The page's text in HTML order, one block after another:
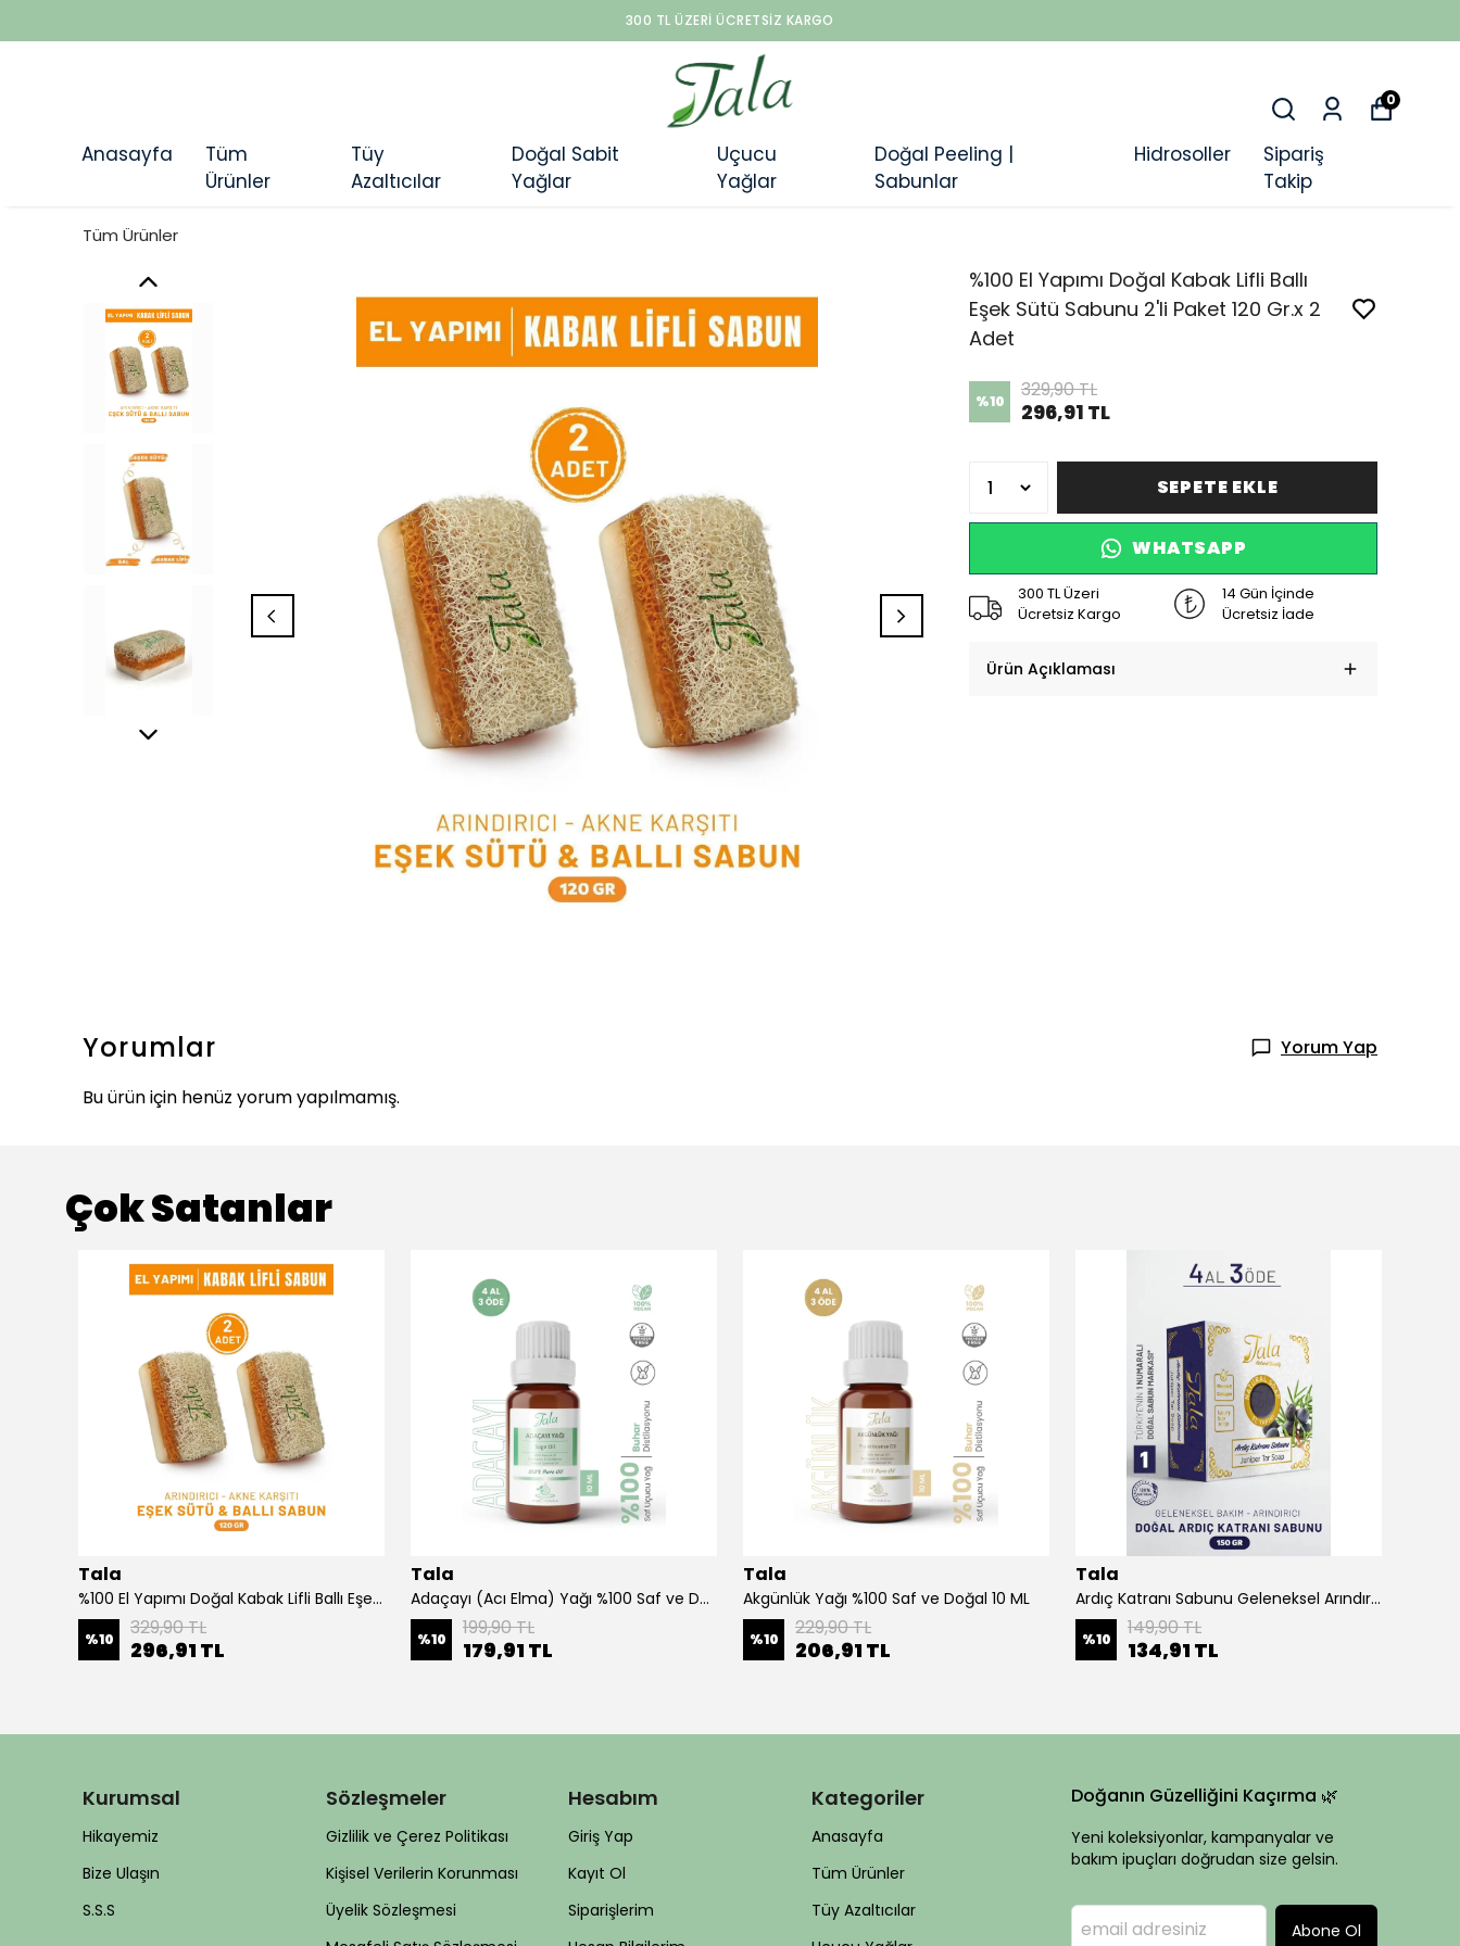
300 TL ÜZERI ÜCRETSIZ KARGO
Anasayfa
Tüm
Ürünler
Tüy
Azaltıcılar
Doğal Sabit
Yağlar
Uçucu
Yağlar
Doğal Peeling |
Sabunlar
Hidrosoller
Sipariş
Takip
0
Tüm Ürünler
%100 El Yapımı Doğal Kabak Lifli Ballı
Eşek Sütü Sabunu 2'li Paket 120 Gr.x 2
Adet
%10 329,90 TL
296,91 TL
SEPETE EKLE
WHATSAPP
300 TL Üzeri
Ücretsiz Kargo
14 Gün İçinde
Ücretsiz İade
Ürün Açıklaması
Yorumlar
Yorum Yap
Bu ürün için henüz yorum yapılmamış.
Çok Satanlar
Tala
%100 El Yapımı Doğal Kabak Lifli Ballı Eşek Sütü Sabunu 2'li Paket 120 Gr.x 2 Adet
%10 329,90 TL
296,91 TL
Tala
Adaçayı (Acı Elma) Yağı %100 Saf ve Doğal 10 ML
%10 199,90 TL
179,91 TL
Tala
Akgünlük Yağı %100 Saf ve Doğal 10 ML
%10 229,90 TL
206,91 TL
Tala
Ardıç Katranı Sabunu Geleneksel Arındırıcı Ardıç Katranlı Sabun 150 gr
%10 149,90 TL
134,91 TL
Kurumsal
Hikayemiz
Bize Ulaşın
S.S.S
Sözleşmeler
Gizlilik ve Çerez Politikası
Kişisel Verilerin Korunması
Üyelik Sözleşmesi
Hesabım
Giriş Yap
Kayıt Ol
Siparişlerim
Kategoriler
Anasayfa
Tüm Ürünler
Tüy Azaltıcılar
Doğanın Güzelliğini Kaçırma 🌿
Yeni koleksiyonlar, kampanyalar ve
bakım ipuçları doğrudan size gelsin.
Abone Ol